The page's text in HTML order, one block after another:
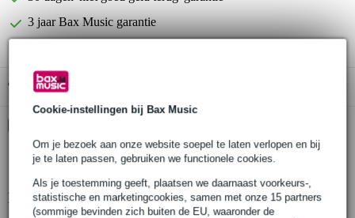
Cookie-instellingen bij Bax Music
Om je bezoek aan onze website soepel te laten verlopen en bij
je te laten passen, gebruiken we functionele cookies.
Als je toestemming geeft, plaatsen we daarnaast voorkeurs-,
statistische en marketingcookies, samen met onze 15 partners
(sommige bevinden zich buiten de EU, waaronder de
3 jaar Bax Music garantie
Gratis ophalen in de winkel
voordelen
€ 11,30 eenmalig
Productinformatie